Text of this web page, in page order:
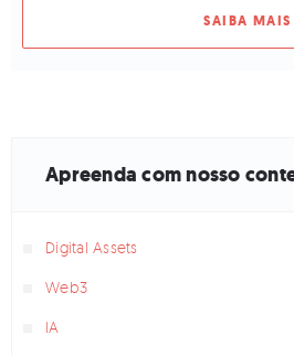
SAIBA MAIS
Apreenda com nosso
Digital Assets
Web3
IA